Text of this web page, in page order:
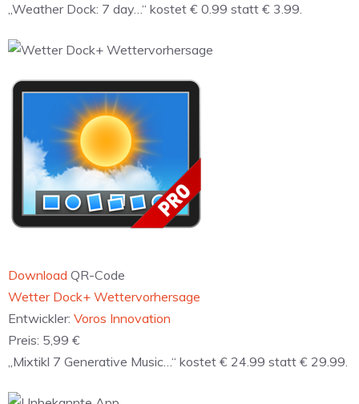
„Weather Dock: 7 day…“ kostet € 0.99 statt € 3.99.
Download QR-Code
‎Wetter Dock+ Wettervorhersage
Entwickler: Voros Innovation
Preis: 5,99 €
„Mixtikl 7 Generative Music…“ kostet € 24.99 statt € 29.99.